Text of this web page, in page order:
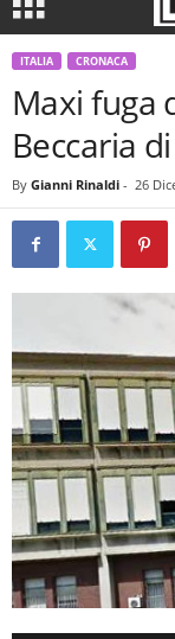
ITALIA CRONACA
Maxi fuga
Beccaria
By Gianni Rinaldi - 26